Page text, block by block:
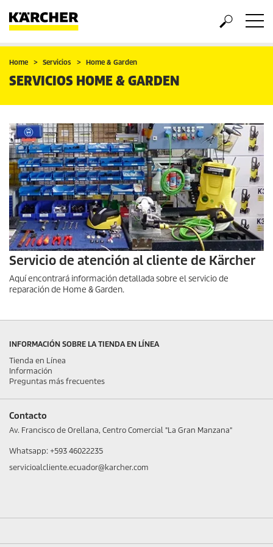
Home Servicios Home & Garden
SERVICIOS HOME & GARDEN
Servicio de atención al cliente de Kärcher
Aquí encontrará información detallada sobre el servicio de
reparación de Home & Garden.
INFORMACIÓN SOBRE LA TIENDA EN LÍNEA
Tienda en Línea
Información
Preguntas más frecuentes
Contacto
Av. Francisco de Orellana, Centro Comercial "La Gran Manzana"
Whatsapp: +593 46022235
servicioalcliente.ecuador@karcher.com